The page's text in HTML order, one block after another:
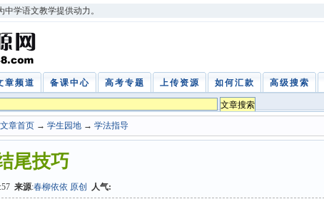
学语文教学提供动力。
章频道 备课中心 高考专题 上传资源 如何汇款 高级搜索
文章首页 → 学生园地 → 学法指导
尾技巧
来源:春柳依依 原创 人气: